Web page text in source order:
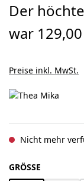
Der
war
Preise inkl. MwSt.
Nicht mehr
GRÖSSE